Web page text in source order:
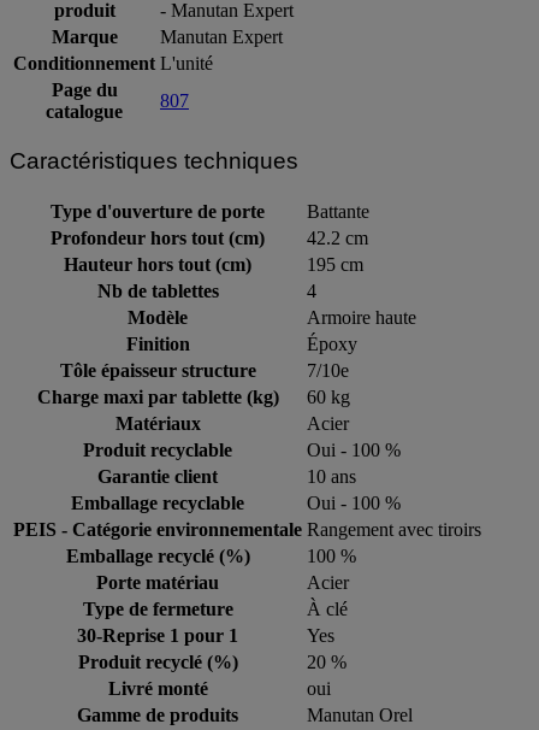
produit
- Manutan Expert
Marque
Manutan Expert
Conditionnement L'unité
Page du
catalogue
807
Caractéristiques techniques
Type d'ouverture de porte
Battante
Profondeur hors tout (cm)
42.2 cm
Hauteur hors tout (cm)
195 cm
Nb de tablettes
4
Modèle
Armoire haute
Finition
Époxy
Tôle épaisseur structure
7/10e
Charge maxi par tablette (kg)
60 kg
Matériaux
Acier
Produit recyclable
Oui - 100 %
Garantie client
10 ans
Emballage recyclable
Oui - 100 %
PEIS - Catégorie environnementale Rangement avec tiroirs
Emballage recyclé (%)
100 %
Porte matériau
Acier
Type de fermeture
À clé
30-Reprise 1 pour 1
Yes
Produit recyclé (%)
20 %
Livré monté
oui
Gamme de produits
Manutan Orel